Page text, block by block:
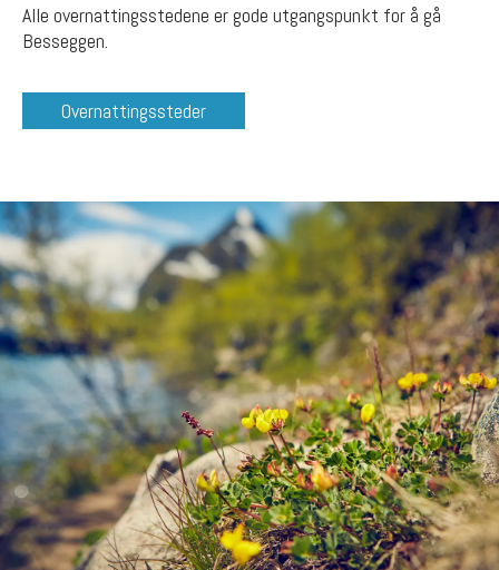
Alle overnattingsstedene er gode utgangspunkt for å gå
Besseggen.
Overnattingssteder